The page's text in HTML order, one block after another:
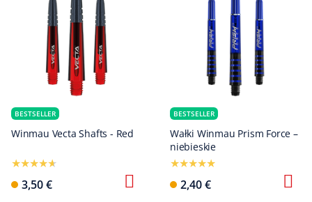
BESTSELLER
Winmau Vecta Shafts - Red
3,50 €
BESTSELLER
Wałki Winmau Prism Force –
niebieskie
2,40 €